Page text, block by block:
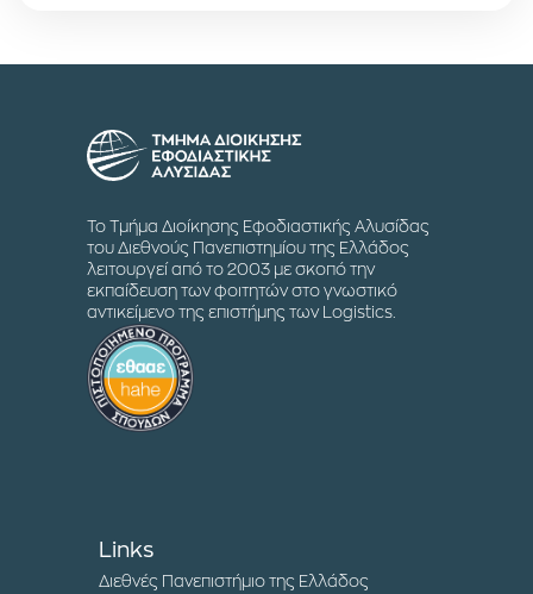
Το Τμήμα Διοίκησης Εφοδιαστικής Αλυσίδας
του Διεθνούς Πανεπιστημίου της Ελλάδος
λειτουργεί από το 2003 με σκοπό την
εκπαίδευση των φοιτητών στο γνωστικό
αντικείμενο της επιστήμης των Logistics.
Links
Διεθνές Πανεπιστήμιο της Ελλάδος